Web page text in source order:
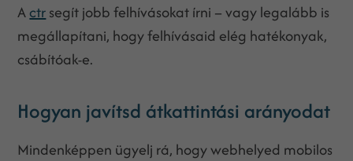
Actrsegít jobb felhívásokat írni – vagy legalább is
megállapítani, hogy felhívásaid elég hatékonyak,
csábítóak-e.
Hogyan javítsd átkattintási arányodat
Mindenképpen ügyelj rá, hogy webhelyed mobilos